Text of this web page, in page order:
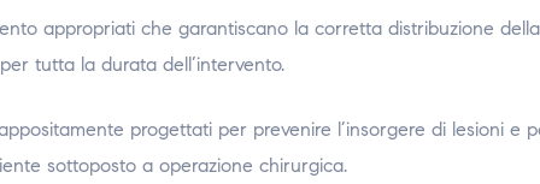
appropriati che garantiscano la corretta distribuzione della
tutta la durata dell’intervento.
progettati per prevenire l’insorgere di lesioni e
sottoposto a operazione chirurgica.